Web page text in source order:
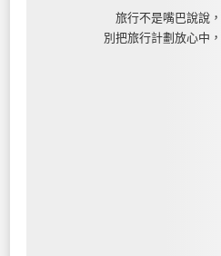
旅行不是嘴巴說說
別把旅行計劃放心中